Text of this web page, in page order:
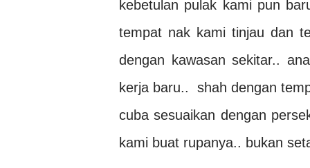
kebetulan pulak kami pun
tempat nak kami tinjau dan
dengan kawasan sekitar..
kerja baru.. shah dengan
cuba sesuaikan dengan
kami buat rupanya.. bukan